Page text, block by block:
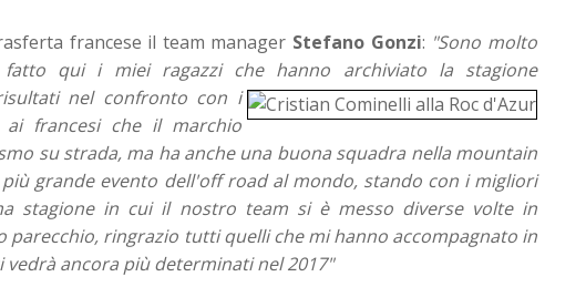
francese il team manager Stefano Gonzi: "Sono molto
qui i miei ragazzi che hanno archiviatola stagione
nel confronto con i
francesi che il marchio
su strada, ma ha anche una buona squadra nella mountain
grande evento dell'off road al mondo, stando con i migliori
stagione in cui il nostro team si è messo diverse volte in
parecchio, ringrazio tutti quelli che mi hanno accompagnato in
ancora più determinati nel 2017"